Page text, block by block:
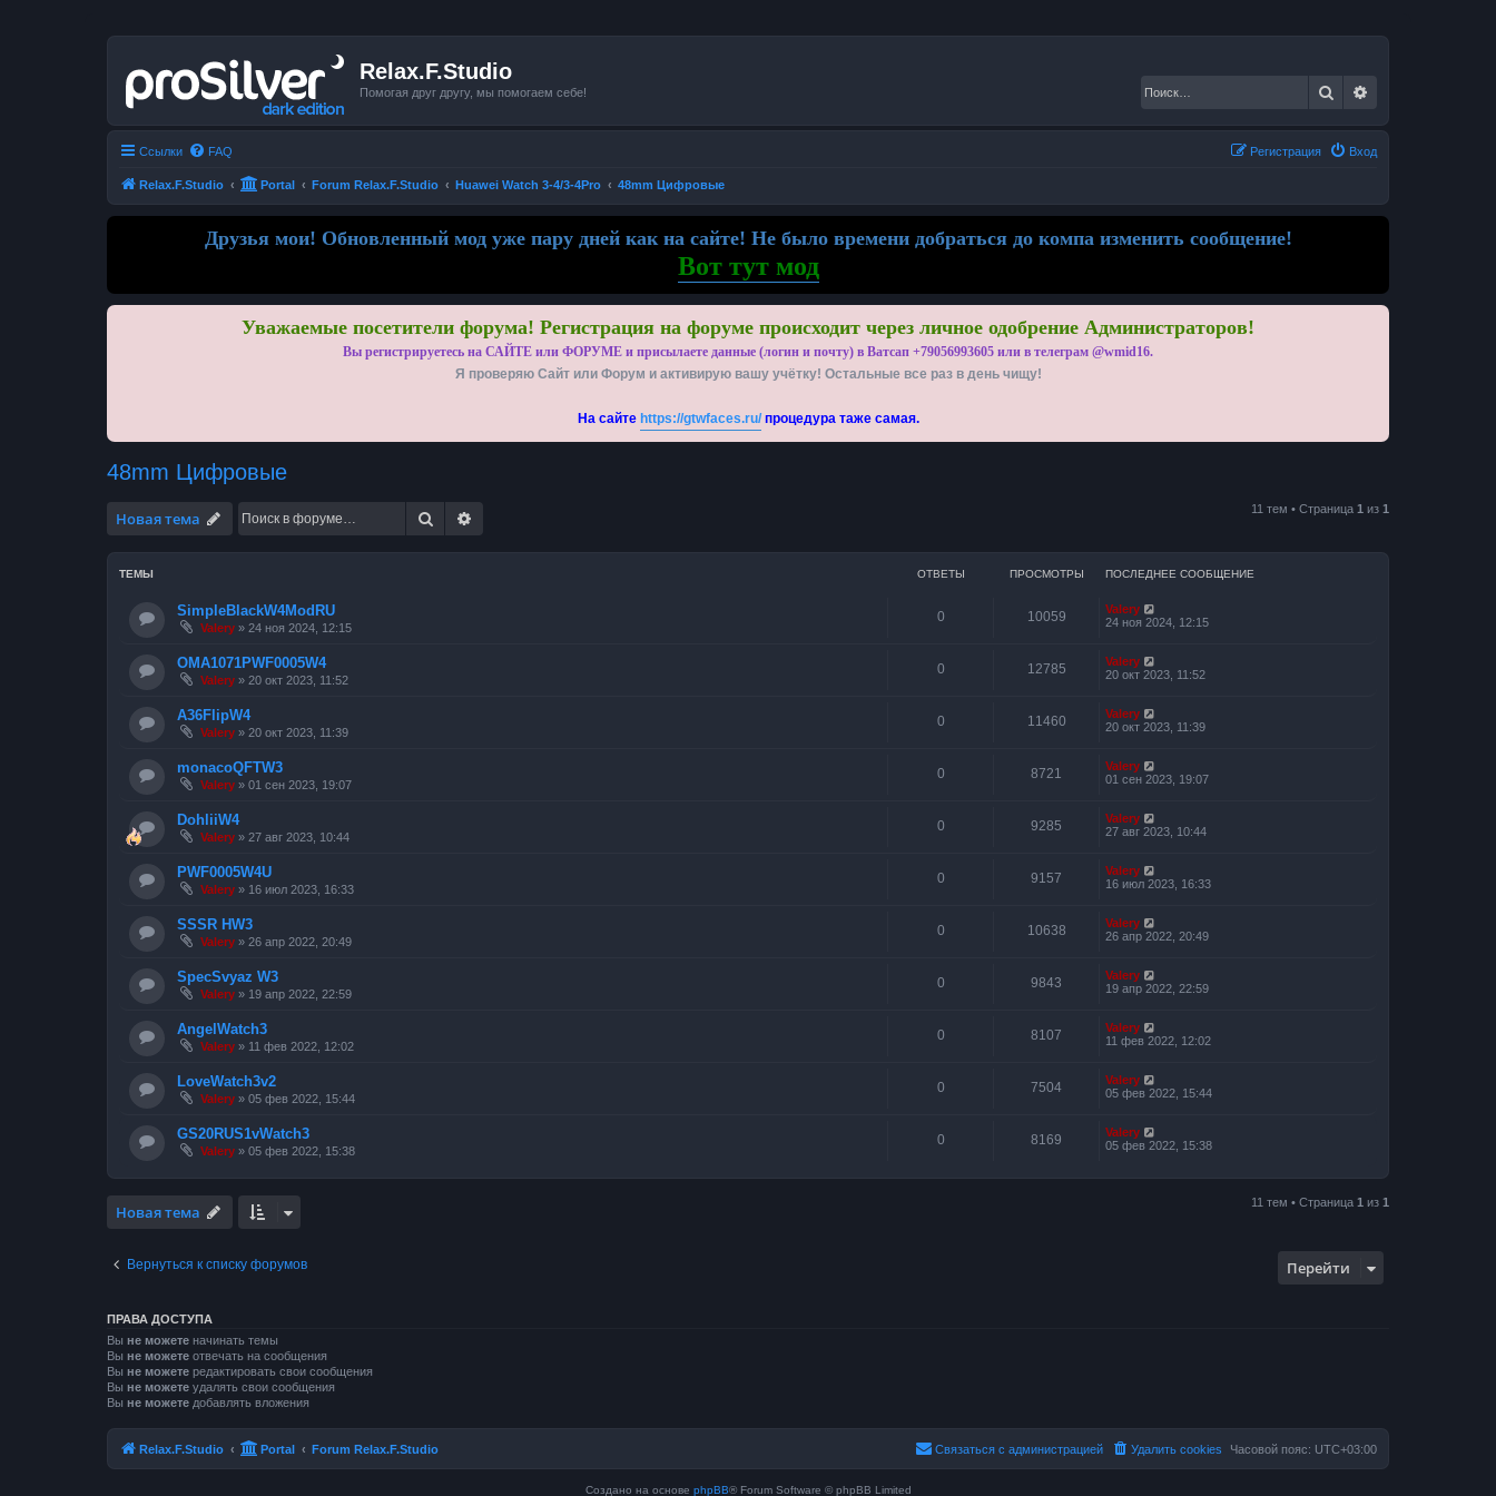
Relax.F.Studio
Помогая друг другу, мы помогаем себе! Поиск
Ссылки FAQ Вход
Регистрация
Relax.F.Studio Portal Forum Relax.F.Studio Huawei Watch 3-4/3-4Pro 48mm Цифровые
Друзья мои! Обновленный мод уже пару дней как на сайте! Не было времени добраться до компа изменить сообщение!
Вот тут мод
Уважаемые посетители форума! Регистрация на форуме происходит через личное одобрение Администраторов!
Вы регистрируетесь на САЙТЕ или ФОРУМЕ и присылаете данные (логин и почту) в Ватсап +79056993605 или в телеграм @wmid16.
Я проверяю Сайт или Форум и активирую вашу учётку! Остальные все раз в день чищу!
На сайте https://gtwfaces.ru/процедура таже самая.
48mm Цифровые
Новая тема Поиск 11 тем • Страница 1 из 1
ТЕМЫ ОТВЕТЫ ПРОСМОТРЫ ПОСЛЕДНЕЕ СООБЩЕНИЕ
SimpleBlackW4ModRU
Valery » 24 ноя 2024, 12:15
0 10059
Valery
24 ноя 2024, 12:15
OMA1071PWF0005W4
Valery » 20 окт 2023, 11:52
0 12785
Valery
20 окт 2023, 11:52
A36FlipW4
Valery » 20 окт 2023, 11:39
0 11460
Valery
20 окт 2023, 11:39
monacoQFTW3
Valery » 01 сен 2023, 19:07
0 8721
Valery
01 сен 2023, 19:07
DohliiW4
Valery » 27 авг 2023, 10:44
0 9285
Valery
27 авг 2023, 10:44
PWF0005W4U
Valery » 16 июл 2023, 16:33
0 9157
Valery
16 июл 2023, 16:33
SSSR HW3
Valery » 26 апр 2022, 20:49
0 10638
Valery
26 апр 2022, 20:49
SpecSvyaz W3
Valery » 19 апр 2022, 22:59
0 9843
Valery
19 апр 2022, 22:59
AngelWatch3
Valery » 11 фев 2022, 12:02
0 8107
Valery
11 фев 2022, 12:02
LoveWatch3v2
Valery » 05 фев 2022, 15:44
0 7504
Valery
05 фев 2022, 15:44
GS20RUS1vWatch3
Valery » 05 фев 2022, 15:38
0 8169
Valery
05 фев 2022, 15:38
Новая тема 11 тем • Страница 1 из 1
Вернуться к списку форумов Перейти
ПРАВА ДОСТУПА
Вы не можете начинать темы
Вы не можете отвечать на сообщения
Вы не можете редактировать свои сообщения
Вы не можете удалять свои сообщения
Вы не можете добавлять вложения
Relax.F.Studio Portal Forum Relax.F.Studio Часовой пояс: UTC+03:00
Удалить cookies
Связаться с администрацией
Создано на основе phpBB® Forum Software © phpBB Limited